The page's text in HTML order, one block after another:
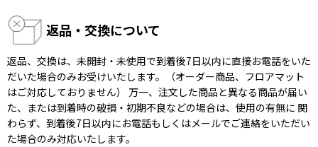
返品・交換について
返品、交換は、未開封・未使用で到着後7日以内に直接お電話をいた
だいた場合のみお受けいたします。（オーダー商品、フロアマット
はご対応しておりません） 万一、注文した商品と異なる商品が届い
た、または到着時の破損・初期不良などの場合は、使用の有無に 関
わらず、到着後7日以内にお電話もしくはメールでご連絡をいただい
た場合のみ対応いたします。